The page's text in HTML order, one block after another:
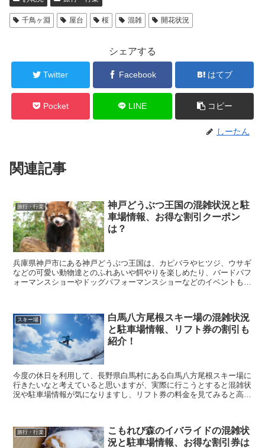
千鳥ヶ淵 屋台 桜 混雑 開花状況
シェアする
Twitter Facebook はてブ
Pocket LINE コピー
しーたん
関連記事
旅行・行楽
神戸どうぶつ王国の混雑状況と駐
車場情報、お得な割引クーポン
は？
兵庫県神戸市にある神戸どうぶつ王国は、カピバラやヒツジ、ウサギ
などの可愛い動物達とのふれあいや餌やりを楽しめたり、バードパフ
ォーマンスショーやドッグパフォーマンスショーなどのイベントも楽
スキー場
白馬八方尾根スキー場の混雑状況
と駐車場情報、リフト券の割引も
紹介！
今度の休日を利用して、長野県白馬村にある白馬八方尾根スキー場に
行きたいなと考えていると思いますが、実際に行こうとすると混雑状
況や駐車場情報が気になりますし、リフト券の料金を見てみると高い
旅行・行楽
こもれび森のイバライドの混雑状
況と駐車場情報、お得な割引券は